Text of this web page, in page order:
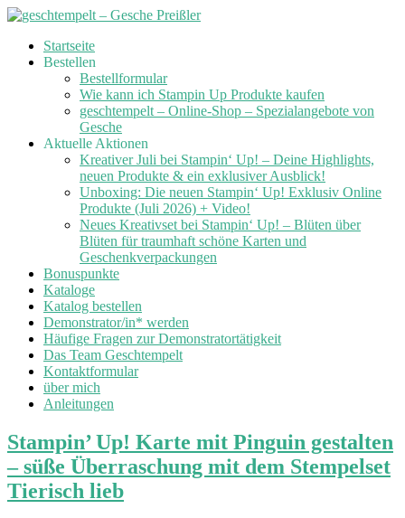
Skip
Startseite
Bestellen
Bestellformular
Wie kann ich Stampin Up Produkte kaufen
geschtempelt – Online-Shop – Spezialangebote von
Gesche
Aktuelle Aktionen
Kreativer Juli bei Stampin‘ Up! – Deine Highlights,
neuen Produkte & ein exklusiver Ausblick!
Unboxing: Die neuen Stampin‘ Up! Exklusiv Online
Produkte (Juli 2026) + Video!
Neues Kreativset bei Stampin‘ Up! – Blüten über
Blüten für traumhaft schöne Karten und
Geschenkverpackungen
Bonuspunkte
Kataloge
Katalog bestellen
Demonstrator/in* werden
Häufige Fragen zur Demonstratortätigkeit
Das Team Geschtempelt
Kontaktformular
über mich
Anleitungen
Stampin’ Up! Karte mit Pinguin gestalten
– süße Überraschung mit dem Stempelset
Tierisch lieb